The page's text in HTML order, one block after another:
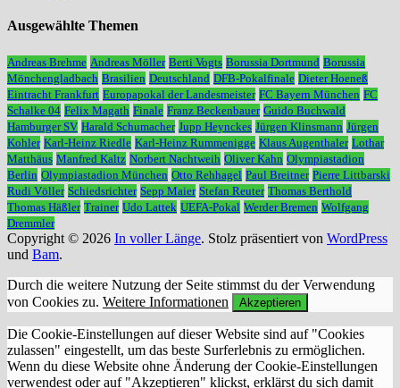
Ausgewählte Themen
Andreas Brehme Andreas Möller Berti Vogts Borussia Dortmund Borussia
Mönchengladbach Brasilien Deutschland DFB-Pokalfinale Dieter Hoeneß
Eintracht Frankfurt Europapokal der Landesmeister FC Bayern München FC
Schalke 04 Felix Magath Finale Franz Beckenbauer Guido Buchwald
Hamburger SV Harald Schumacher Jupp Heynckes Jürgen Klinsmann Jürgen
Kohler Karl-Heinz Riedle Karl-Heinz Rummenigge Klaus Augenthaler Lothar
Matthäus Manfred Kaltz Norbert Nachtweih Oliver Kahn Olympiastadion
Berlin Olympiastadion München Otto Rehhagel Paul Breitner Pierre Littbarski
Rudi Völler Schiedsrichter Sepp Maier Stefan Reuter Thomas Berthold
Thomas Häßler Trainer Udo Lattek UEFA-Pokal Werder Bremen Wolfgang
Dremmler
Copyright © 2026 In voller Länge. Stolz präsentiert von WordPress
und Bam.
Durch die weitere Nutzung der Seite stimmst du der Verwendung
von Cookies zu. Weitere Informationen Akzeptieren
Die Cookie-Einstellungen auf dieser Website sind auf "Cookies
zulassen" eingestellt, um das beste Surferlebnis zu ermöglichen.
Wenn du diese Website ohne Änderung der Cookie-Einstellungen
verwendest oder auf "Akzeptieren" klickst, erklärst du sich damit